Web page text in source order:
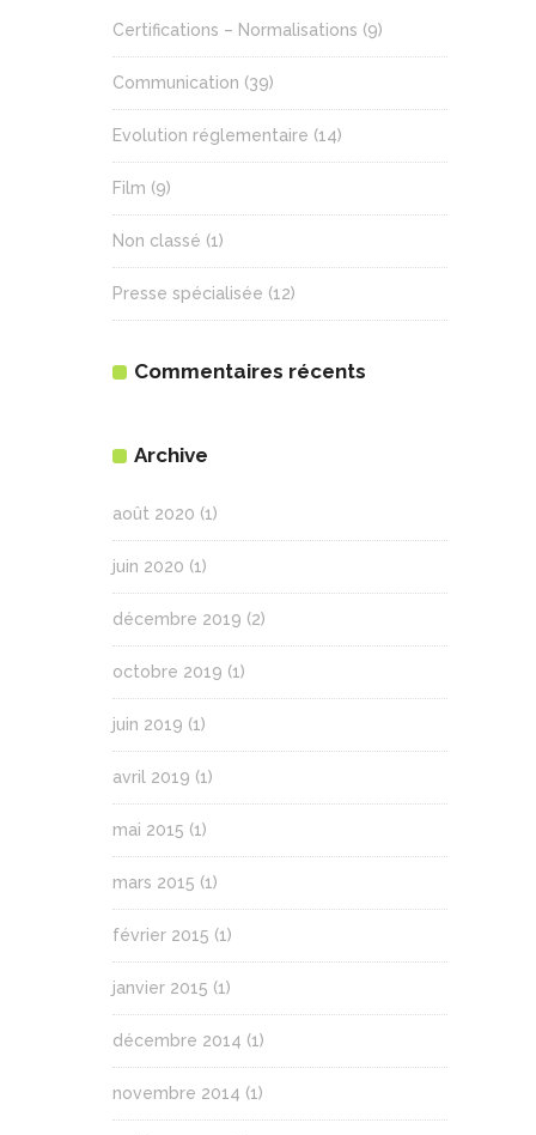
Certifications – Normalisations (9)
Communication (39)
Evolution réglementaire (14)
Film (9)
Non classé (1)
Presse spécialisée (12)
Commentaires récents
Archive
août 2020 (1)
juin 2020 (1)
décembre 2019 (2)
octobre 2019 (1)
juin 2019 (1)
avril 2019 (1)
mai 2015 (1)
mars 2015 (1)
février 2015 (1)
janvier 2015 (1)
décembre 2014 (1)
novembre 2014 (1)